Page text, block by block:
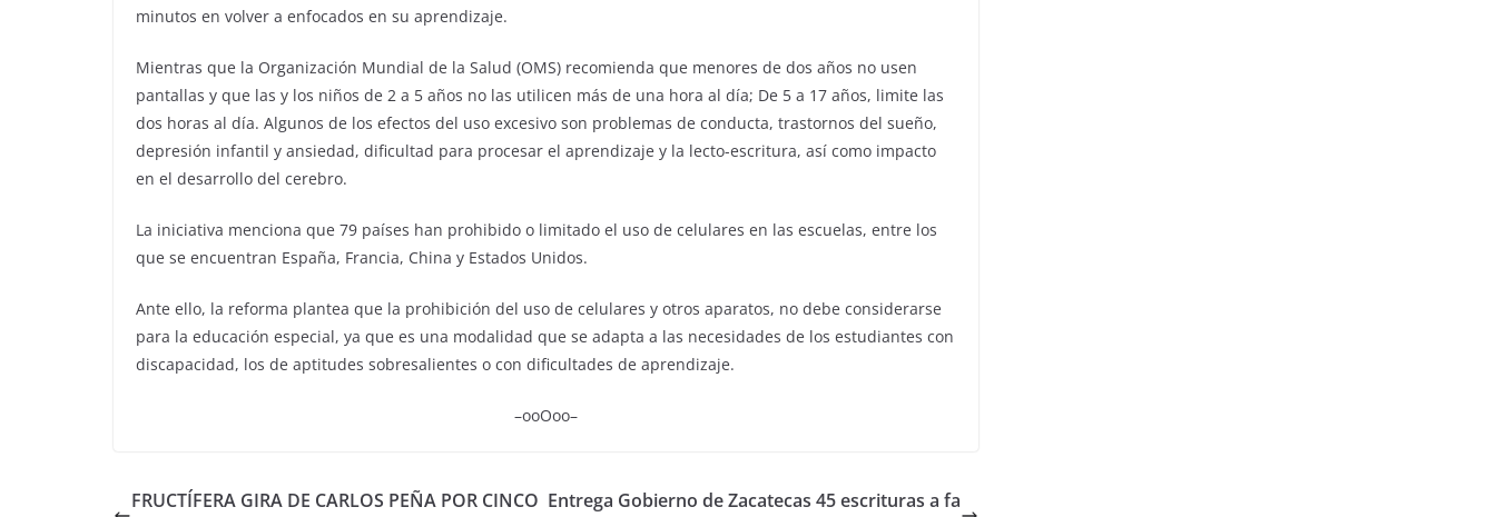
minutos en volver a enfocados en su aprendizaje.
Mientras que la Organización Mundial de la Salud (OMS) recomienda que menores de dos años no usen
pantallas y que las y los niños de 2 a 5 años no las utilicen más de una hora al día; De 5 a 17 años, limite las
dos horas al día. Algunos de los efectos del uso excesivo son problemas de conducta, trastornos del sueño,
depresión infantil y ansiedad, dificultad para procesar el aprendizaje y la lecto-escritura, así como impacto
en el desarrollo del cerebro.
La iniciativa menciona que 79 países han prohibido o limitado el uso de celulares en las escuelas, entre los
que se encuentran España, Francia, China y Estados Unidos.
Ante ello, la reforma plantea que la prohibición del uso de celulares y otros aparatos, no debe considerarse
para la educación especial, ya que es una modalidad que se adapta a las necesidades de los estudiantes con
discapacidad, los de aptitudes sobresalientes o con dificultades de aprendizaje.
–ooOoo–
FRUCTÍFERA GIRA DE CARLOS PEÑA POR CINCO Entrega Gobierno de Zacatecas 45 escrituras a fa